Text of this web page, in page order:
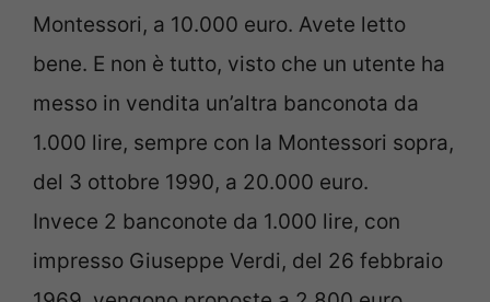
Montessori, a 10.000 euro. Avete letto
bene. E non è tutto, visto che un utente ha
messo in vendita un’altra banconota da
1.000 lire, sempre con la Montessori sopra,
del 3 ottobre 1990, a 20.000 euro.
Invece 2 banconote da 1.000 lire, con
impresso Giuseppe Verdi, del 26 febbraio